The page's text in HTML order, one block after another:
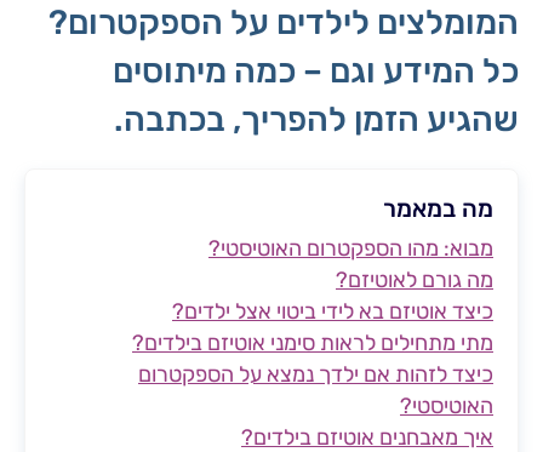
המומלצים לילדים על הספקטרום?
כל המידע וגם – כמה מיתוסים
שהגיע הזמן להפריך, בכתבה.
מה במאמר
מבוא: מהו הספקטרום האוטיסטי?
מה גורם לאוטיזם?
כיצד אוטיזם בא לידי ביטוי אצל ילדים?
מתי מתחילים לראות סימני אוטיזם בילדים?
כיצד לזהות אם ילדך נמצא על הספקטרום
האוטיסטי?
איך מאבחנים אוטיזם בילדים?